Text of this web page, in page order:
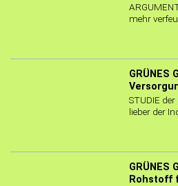
mehr
GRÜNES
STUDIE
lieber der
GRÜNES
Rohstoff